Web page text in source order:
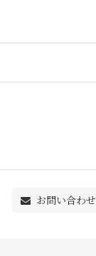
お問い合わせ